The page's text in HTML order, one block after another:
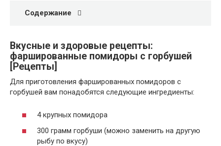
Содержание
Вкусные и здоровые рецепты:
фаршированные помидоры с горбушей
[Рецепты]
Для приготовления фаршированных помидоров с
горбушей вам понадобятся следующие ингредиенты:
4 крупных помидора
300 грамм горбуши (можно заменить на другую
рыбу по вкусу)